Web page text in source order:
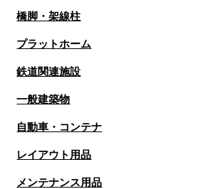
橋脚・架線柱
プラットホーム
鉄道関連施設
一般建築物
自動車・コンテナ
レイアウト用品
メンテナンス用品